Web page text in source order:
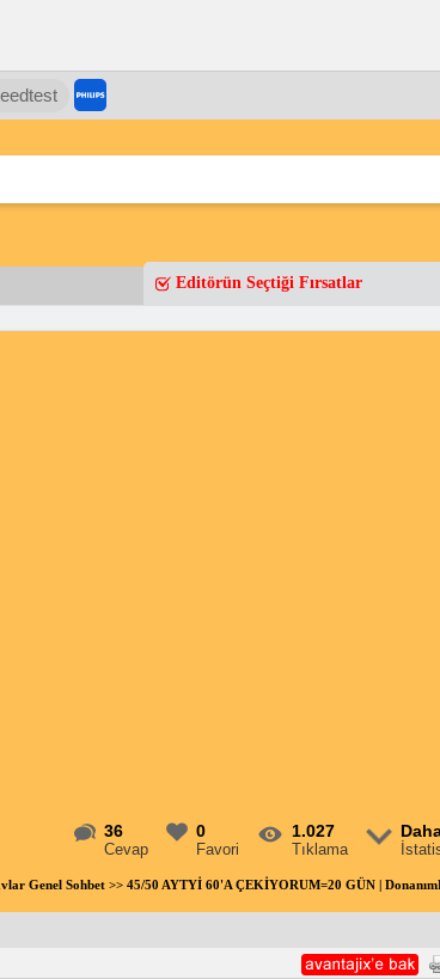
Editörün Seçtiği Fırsatlar
36
Cevap
0
Favori
1.027
Tıklama
Genel Sohbet>> 45/50 AYTYİ 60'A ÇEKİYORUM=20 GÜN |